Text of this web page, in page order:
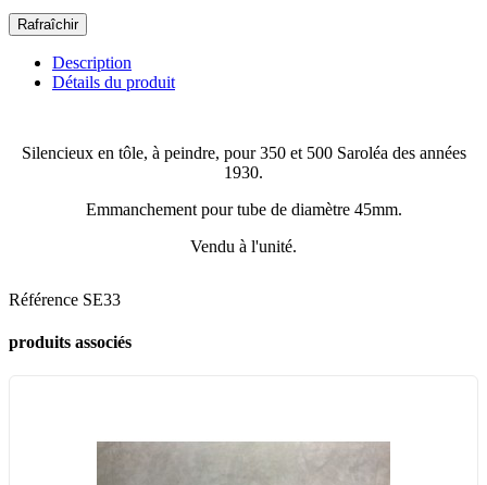
Description
Détails du produit
Silencieux en tôle, à peindre, pour 350 et 500 Saroléa des années
1930.
Emmanchement pour tube de diamètre 45mm.
Vendu à l'unité.
Référence SE33
produits associés